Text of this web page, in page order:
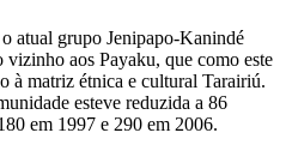
atual grupo Jenipapo-Kanindé
aos Payaku, que como este
à matriz étnica e cultural Tarairiú.
esteve reduzida a 86
em 1997 e 290 em 2006.